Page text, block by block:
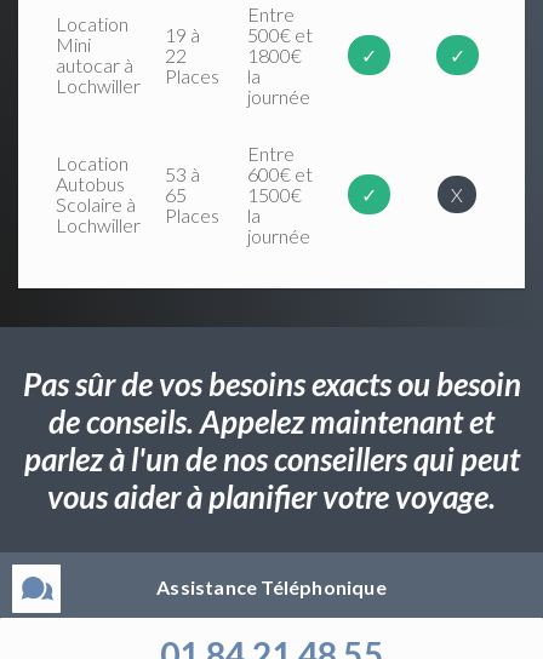
Location
Mini
autocar à
Lochwiller
19 à
22
Places
Entre
500€ et
1800€
la
journée
✓ ✓
Location
Autobus
Scolaire à
Lochwiller
53 à
65
Places
Entre
600€ et
1500€
la
journée
✓ X
Pas sûr de vos besoins exacts ou besoin
de conseils. Appelez maintenant et
parlez à l'un de nos conseillers qui peut
vous aider à planifier votre voyage.
Assistance Téléphonique